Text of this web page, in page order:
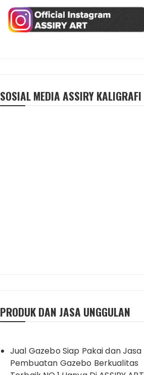
SOSIAL MEDIA ASSIRY KALIGRAFI
PRODUK DAN JASA UNGGULAN
Jual Gazebo Siap Pakai dan Jasa
Pembuatan Gazebo Berkualitas